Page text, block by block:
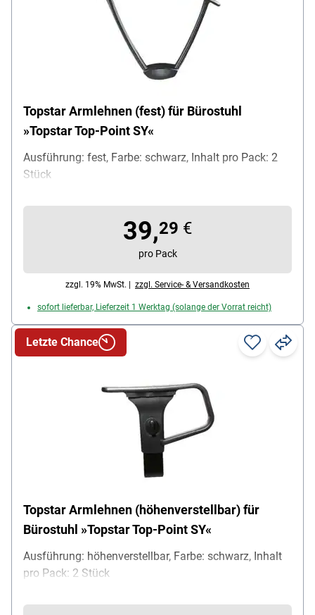
Topstar Armlehnen (fest) für Bürostuhl
»Topstar Top-Point SY«
Ausführung: fest, Farbe: schwarz, Inhalt pro Pack: 2
Stück
39,29 €
pro Pack
zzgl. 19% MwSt. | zzgl. Service- & Versandkosten
sofort lieferbar, Lieferzeit 1 Werktag (solange der Vorrat reicht)
Topstar Armlehnen (höhenverstellbar) für
Bürostuhl »Topstar Top-Point SY«
Ausführung: höhenverstellbar, Farbe: schwarz, Inhalt
pro Pack: 2 Stück
Letzte Chance